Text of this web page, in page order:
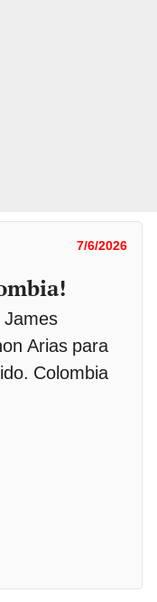
7/6/2026
James
Arias para
Colombia